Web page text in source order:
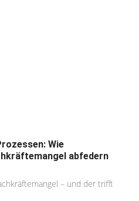
Wie
abfedern
– und der trifft